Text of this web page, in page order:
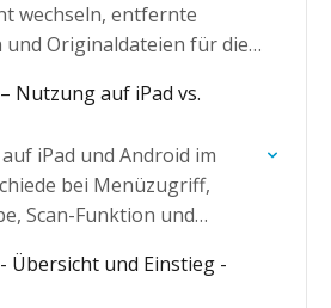
wechseln, entfernte
und Originaldateien für die
Nutzung auf iPad vs.
iPad und Android im
bei Menüzugriff,
Scan-Funktion und
Übersicht und Einstieg -